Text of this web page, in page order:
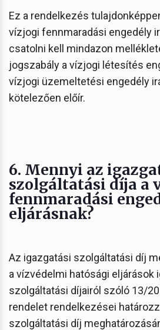
Ez a rendelkezés
vízjogi fennmaradási engedély
csatolni kell mindazon
jogszabály a vízjogi létesítés
vízjogi üzemeltetési engedély
kötelezően előír.
6. Mennyi az
szolgáltatási díja a
fennmaradási
eljárásnak?
Az igazgatási szolgáltatási díj
a vízvédelmi hatósági eljárások
szolgáltatási díjairól szóló 13/
rendelet rendelkezései
szolgáltatási díj